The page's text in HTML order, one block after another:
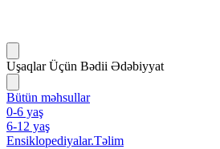
Uşaqlar Üçün Bədii Ədəbiyyat
Bütün məhsullar
0-6 yaş
6-12 yaş
Ensiklopediyalar.Təlim